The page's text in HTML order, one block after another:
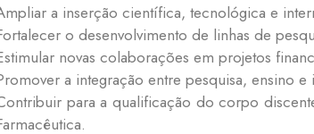
a inserção científica, tecnológica e
o desenvolvimento de linhas de
novas colaborações em projetos
a integração entre pesquisa, ensino e
para a qualificação do corpo